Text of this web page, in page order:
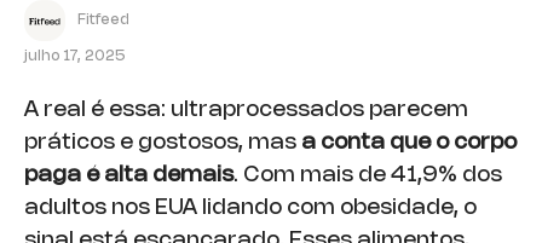
Fitfeed
julho 17, 2025
A real é essa: ultraprocessados parecem
práticos e gostosos, mas a conta que o corpo
paga é alta demais. Com mais de 41,9% dos
adultos nos EUA lidando com obesidade, o